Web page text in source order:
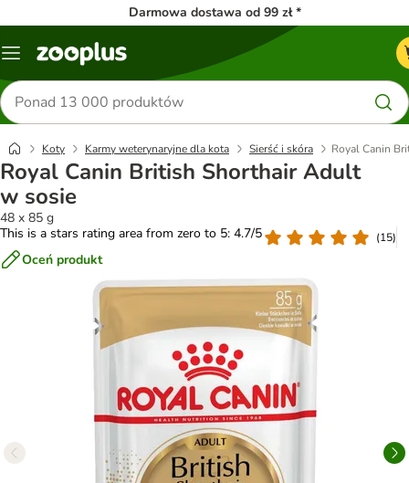
Darmowa dostawa od 99 zł *
Menu
Szukaj
produktów
Koty Karmy weterynaryjne dla kota Sierść i skóra Royal Canin
Royal Canin British Shorthair Adult
w sosie
48 x 85 g
This is a stars rating area from zero to 5: 4.7/5
(15)
Oceń produkt